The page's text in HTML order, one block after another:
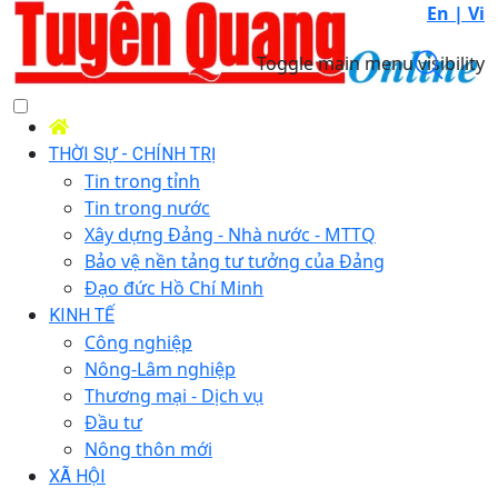
En | Vi
Toggle main menu visibility
THỜI SỰ - CHÍNH TRỊ
Tin trong tỉnh
Tin trong nước
Xây dựng Đảng - Nhà nước - MTTQ
Bảo vệ nền tảng tư tưởng của Đảng
Đạo đức Hồ Chí Minh
KINH TẾ
Công nghiệp
Nông-Lâm nghiệp
Thương mại - Dịch vụ
Đầu tư
Nông thôn mới
XÃ HỘI